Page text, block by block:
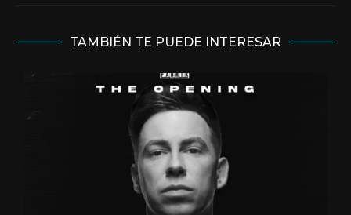
TAMBIÉN TE PUEDE INTERESAR